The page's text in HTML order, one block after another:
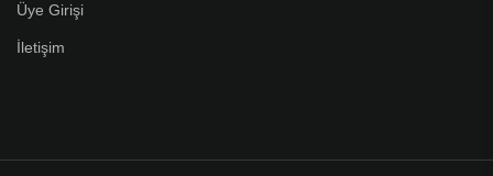
Üye Girişi
İletişim